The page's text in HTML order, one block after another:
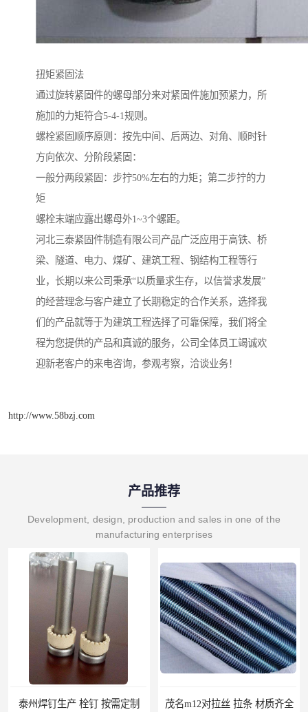
扭矩紧固法
通过旋转紧固件的螺母部分来对紧固件施加预紧力，所
施加的力矩符合5-4-1规则。
螺栓紧固顺序原则：按先中间、后两边、对角、顺时针
方向依次、分阶段紧固：
一般分两段紧固：步拧50%左右的力矩；第二步拧的力
矩
螺栓末端应露出螺母外1~3个螺距。
河北三泰紧固件制造有限公司产品广泛应用于高铁、桥
梁、隧道、电力、煤矿、建筑工程、钢结构工程等行
业，长期以来公司秉承“以质量求生存，以信誉求发展”
的经营理念与客户建立了长期稳定的合作关系，选择我
们的产品就等于为建筑工程选择了可靠保障，我们将全
程为您提供的产品和真诚的服务，公司全体员工竭诚欢
迎新老客户的来电咨询，参观考察，洽谈业务！
http://www.58bzj.com
产品推荐
Development, design, production and sales in one of the
manufacturing enterprises
产 栓钉 按需定制 茂名m12对拉丝 拉条 材质齐全